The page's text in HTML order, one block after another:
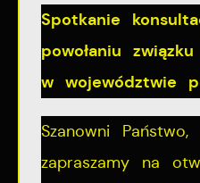
Spotkanie
powołaniu
w województwie
Szanowni Państwo,
zapraszamy na